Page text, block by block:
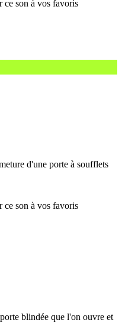
d'une porte à soufflets
blindée que l'on ouvre et